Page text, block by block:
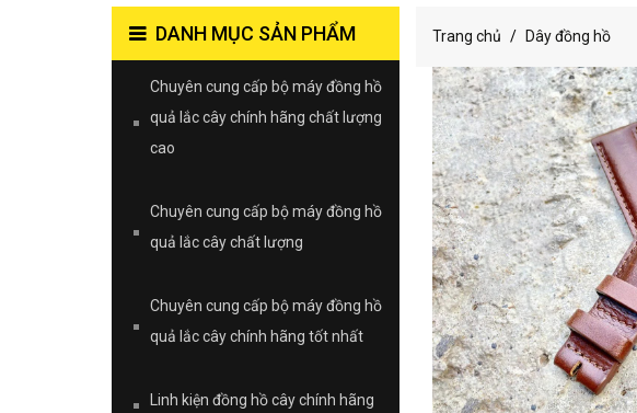
Trang chủ Dây đồng hồ
DANH MỤC SẢN PHẨM
Chuyên cung cấp bộ máy đồng hồ
quả lắc cây chính hãng chất lượng
cao
Chuyên cung cấp bộ máy đồng hồ
quả lắc cây chất lượng
Chuyên cung cấp bộ máy đồng hồ
quả lắc cây chính hãng tốt nhất
Linh kiện đồng hồ cây chính hãng